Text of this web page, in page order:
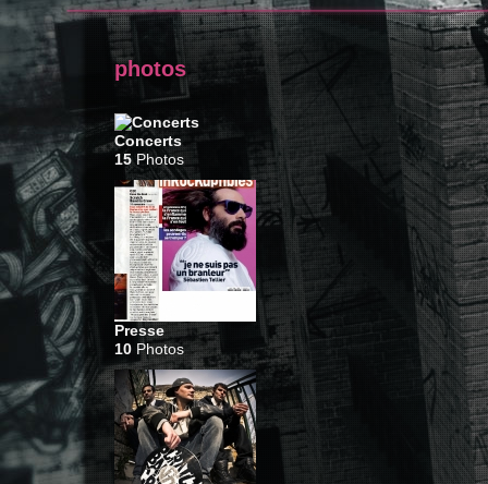
photos
Concerts
15Photos
Presse
10 Photos